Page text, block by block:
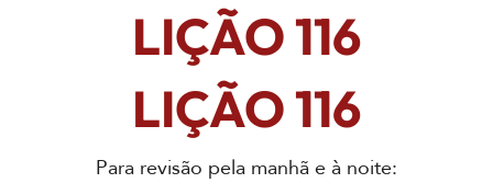
LIÇÃO 116
LIÇÃO 116
Para revisão pela manhã e à noite: